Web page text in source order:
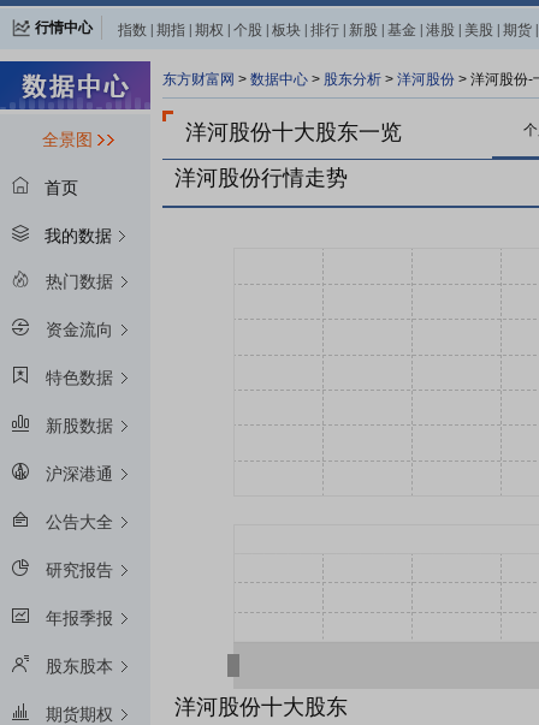
行情中心 指数 期指 期权 个股 板块 排行 新股 基金 港股 美股 期货
全景图
首页
我的数据
热门数据
资金流向
特色数据
新股数据
沪深港通
公告大全
研究报告
年报季报
股东股本
期货期权
东方财富网 > 数据中心 > 股东分析 > 洋河股份 > 洋河股份-
洋河股份十大股东一览
洋河股份行情走势
洋河股份十大股东